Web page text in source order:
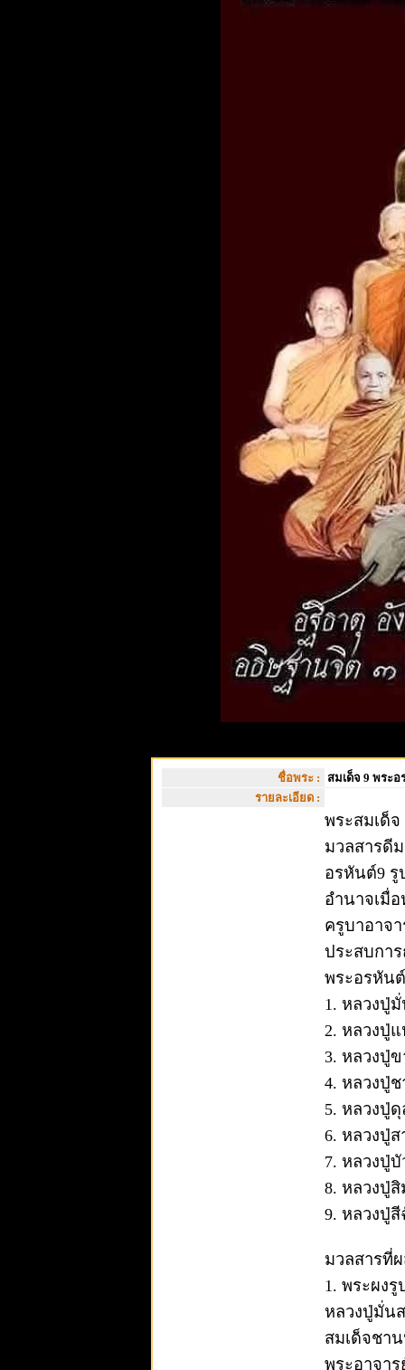
ชื่อพระ : สมเด็จ 9 พระ
รายละเอียด :
พระสมเด็
มวลสารดี
อรหันต์9 รู
อำนาจเมื่
ครูบาอาจ
ประสบกา
พระอรหัน
1. หลวงปู่
2. หลวงปู่
3. หลวงปู่
4. หลวงปู่
5. หลวงปู่
6. หลวงปู่
7. หลวงปู่
8. หลวงปู่
9. หลวงปู่
มวลสารที่
1. พระผง
หลวงปู่มั่น
สมเด็จชา
พระอาจา